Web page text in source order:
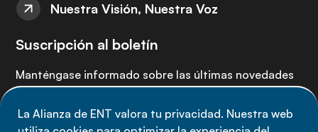
La Alianza de ENT valora tu privacidad. Nuestra web
Nuestra Visión, Nuestra Voz
Suscripción al boletín
Manténgase informado sobre las últimas novedades